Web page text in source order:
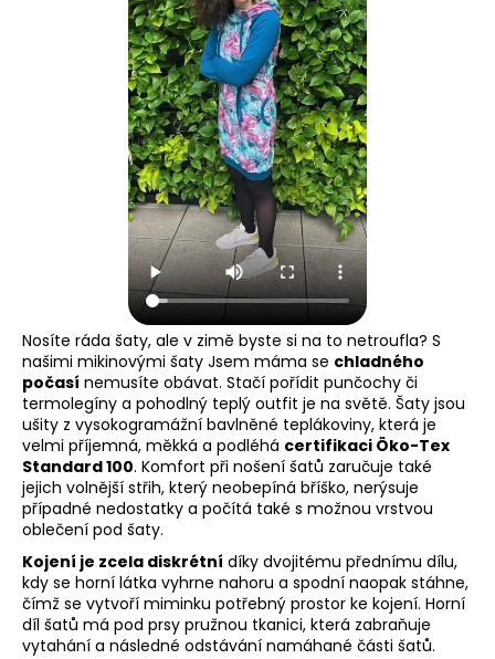
Nosíte ráda šaty, ale v zimě byste si na to netroufla? S
našimi mikinovými šaty Jsem máma se chladného
počasí nemusíte obávat. Stačí pořídit punčochy či
termolegíny a pohodlný teplý outfit je na světě. Šaty jsou
ušity z vysokogramážní bavlněné teplákoviny, která je
velmi příjemná, měkká a podléhá certifikaci Öko-Tex
Standard 100. Komfort při nošení šatů zaručuje také
jejich volnější střih, který neobepíná bříško, nerýsuje
případné nedostatky a počítá také s možnou vrstvou
oblečení pod šaty.
Kojení je zcela diskrétní díky dvojitému přednímu dílu,
kdy se horní látka vyhrne nahoru a spodní naopak stáhne,
čímž se vytvoří miminku potřebný prostor ke kojení. Horní
díl šatů má pod prsy pružnou tkanici, která zabraňuje
vytahání a následné odstávání namáhané části šatů.